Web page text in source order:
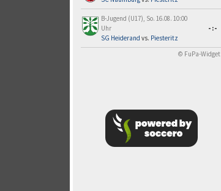
B-Jugend (U17), So. 16.08. 10:00
Uhr
SG Heiderand vs. Piesteritz
-:-
© FuPa-Widget